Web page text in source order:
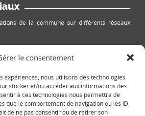
le consentement
expériences, nous utilisons des technologies
stocker et/ou accéder aux informations des
à ces technologies nous permettra de
que le comportement de navigation ou les ID
de ne pas consentir ou de retirer son
de la commune sur différents réseaux